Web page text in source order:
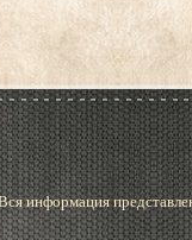
информация